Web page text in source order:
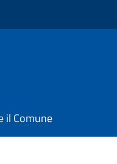
il Comune